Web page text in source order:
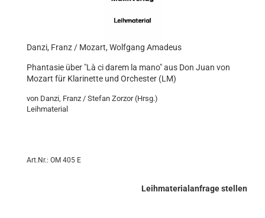
Danzi, Franz / Mozart, Wolfgang Amadeus
Phantasie über "Là ci darem la mano" aus Don Juan von
Mozart für Klarinette und Orchester (LM)
von Danzi, Franz / Stefan Zorzor (Hrsg.)
Leihmaterial
Art.Nr.: OM 405 E
Leihmaterialanfrage stellen